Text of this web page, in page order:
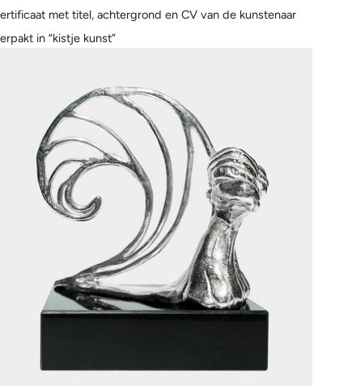
met titel, achtergrond en CV van de kunstenaar
in “kistje kunst”